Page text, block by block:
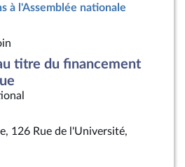
à l'Assemblée nationale
titre du financement
126 Rue de l'Université,